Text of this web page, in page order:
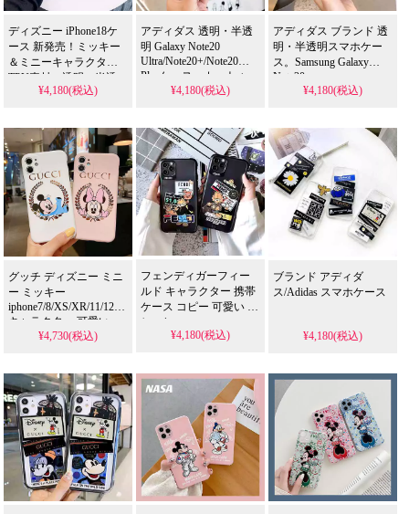
ディズニー iPhone18ケ
ース 新発売！ミッキー
＆ミニーキャラクター
TPU素材、透明・半透
明デザイン。衝撃吸収
芸能人も愛用する人気
ブランド、防水の多機
能仕様。かわいいミッ
キーミニースタイルが
流行り、格安で手に入
り、
iPhone17pro/16promaxケ
ースとしても使える優
ーケー
¥4,180(税込)
アディダス 透明・半透
明 Galaxy Note20
Ultra/Note20+/Note20
Plusケース。カートゥー
ン二合一・落下防止・
iPhone17ケース/17プロ/
プラス対応も。Vivo
X70/X70pro/X70pro+用
クール高級感ケース。
¥4,180(税込)
アディダス ブランド 透
明・半透明スマホケー
ス。Samsung Galaxy
Note20
Ultra/Note20+/Note20
止・カメラ全面保護。
おしゃれでシンプルな
アイフォンケース・ス
マホケースが安い。
Vivo
X70/X70pro/X70pro+用
も。
¥4,180(税込)
グッチ ディズニー ミニ
ー ミッキー
iphone7/8/XS/XR/11/12
キャラクター 可愛い
TPU 激安 高校生 偽物
¥4,730(税込)
フェンディガーフィー
ルド キャラクター 携帯
ケース コピー 可愛い お
しゃれ
iphone7/8/XS/XR/11/12/13/14/15/16/17
¥4,180(税込)
ブランド アディダ
ス/Adidas スマホケース
¥4,180(税込)